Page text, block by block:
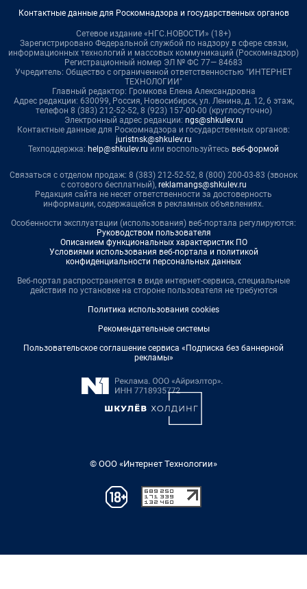
Контактные данные для Роскомнадзора и государственных органов
Сетевое издание «НГС.НОВОСТИ» (18+)
Зарегистрировано Федеральной службой по надзору в сфере связи,
информационных технологий и массовых коммуникаций (Роскомнадзор)
Регистрационный номер ЭЛ № ФС 77— 84683
Учредитель: Общество с ограниченной ответственностью "ИНТЕРНЕТ
ТЕХНОЛОГИИ"
Главный редактор: Громкова Елена Александровна
Адрес редакции: 630099, Россия, Новосибирск, ул. Ленина, д. 12, 6 этаж,
телефон 8 (383) 212-52-52, 8 (923) 157-00-00 (круглосуточно)
Электронный адрес редакции: ngs@shkulev.ru
Контактные данные для Роскомнадзора и государственных органов:
juristnsk@shkulev.ru
Техподдержка: help@shkulev.ru или воспользуйтесь веб-формой
Связаться с отделом продаж: 8 (383) 212-52-52, 8 (800) 200-03-83 (звонок
с сотового бесплатный), reklamangs@shkulev.ru
Редакция сайта не несет ответственности за достоверность
информации, содержащейся в рекламных объявлениях.
Особенности эксплуатации (использования) веб-портала регулируются:
Руководством пользователя
Описанием функциональных характеристик ПО
Условиями использования веб-портала и политикой
конфиденциальности персональных данных
Веб-портал распространяется в виде интернет-сервиса, специальные
действия по установке на стороне пользователя не требуются
Политика использования cookies
Рекомендательные системы
Пользовательское соглашение сервиса «Подписка без баннерной
рекламы»
© ООО «Интернет Технологии»